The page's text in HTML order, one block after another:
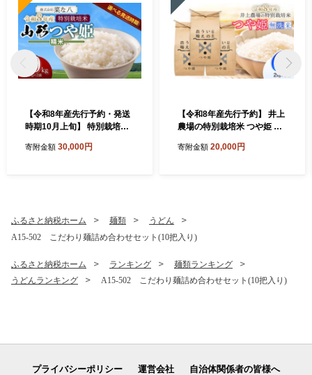
【令和8年産先行予約・発送
時期10月上旬】 特別栽培米
2) 山形県鶴岡市産 株式会
寄附金額 30,000円
【令和8年産先行予約】 井上
農場の特別栽培米 つや姫 無
56 山形県鶴岡市
寄附金額 20,000円
ふるさと納税ホーム 麺類
うどん
A15-502 こだわり麺詰め合わせセット(10把入り)
ふるさと納税ホーム ランキング
麺類ランキング
うどんランキング
A15-502 こだわり麺詰め合わせセット(10把入り)
プライバシーポリシー 運営会社 自治体関係者の皆様へ